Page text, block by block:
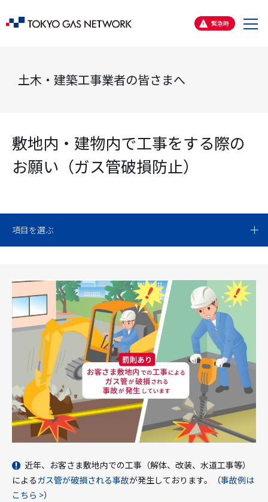
緊急時
メ
土木・建築工事業者の皆さまへ
敷地内・建物内で工事をする際の
お願い（ガス管破損防止）
項目を選ぶ
近年、お客さま敷地内での工事（解体、改装、水道工事等）
によるガス管が破損される事故が発生しております。（事故例は
こちら >）